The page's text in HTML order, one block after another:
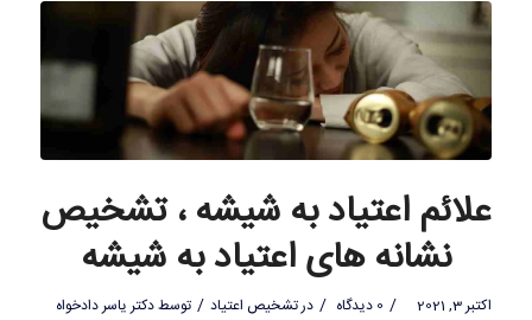
علائم اعتیاد به شیشه ، تشخیص
نشانه های اعتیاد به شیشه
اکتبر 3, 2021 / 0 دیدگاه / درتشخیص اعتیاد / توسطدکتر یاسر دادخواه